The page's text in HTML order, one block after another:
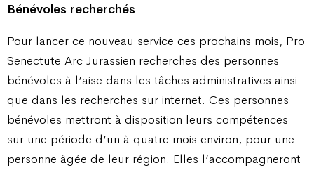
Bénévoles recherchés
Pour lancer ce nouveau service ces prochains mois, Pro
Senectute Arc Jurassien recherches des personnes
bénévoles à l’aise dans les tâches administratives ainsi
que dans les recherches sur internet. Ces personnes
bénévoles mettront à disposition leurs compétences
sur une période d’un à quatre mois environ, pour une
personne âgée de leur région. Elles l’accompagneront